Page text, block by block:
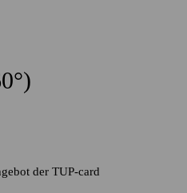
der TUP-card